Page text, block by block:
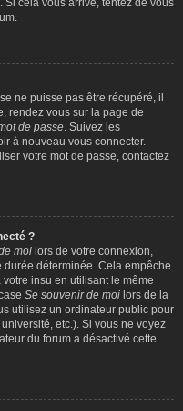
ne puisse pas être récupéré, il
rendez vous sur la page de
de passe . Suivez les
à nouveau vous connecter.
votre mot de passe, contactez
?
moi lors de votre connexion,
déterminée. Cela empêche
votre insu en utilisant le même
Se souvenir de moi lors de la
utilisez un ordinateur public pour
etc.). Si vous ne voyez
du forum a désactivé cette